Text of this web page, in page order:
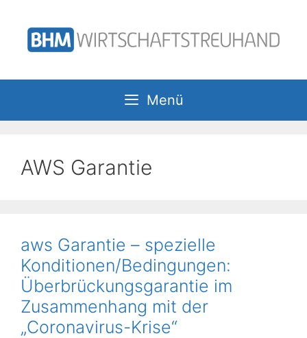
Inhalt
springen
Menü
AWS Garantie
aws Garantie – spezielle
Konditionen/Bedingungen:
Überbrückungsgarantie im
Zusammenhang mit der
„Coronavirus-Krise“